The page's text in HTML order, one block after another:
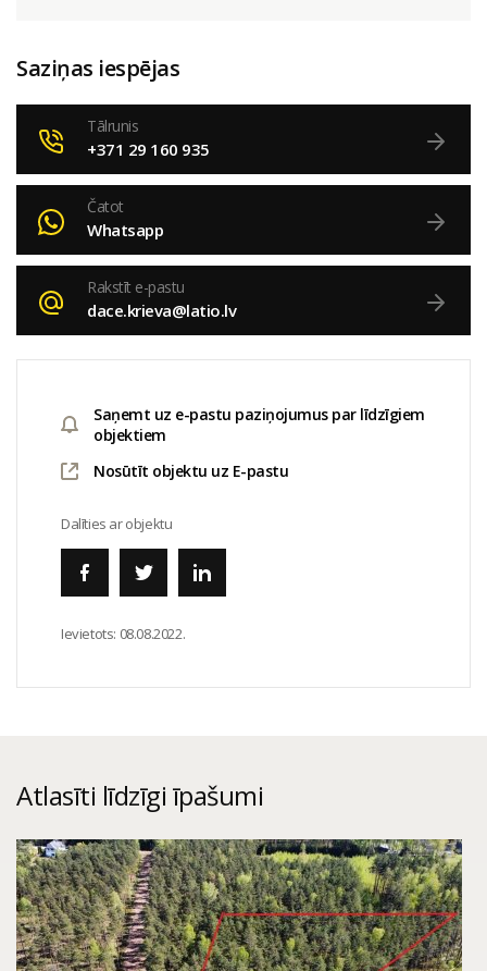
Saziņas iespējas
Tālrunis
+371 29 160 935
Čatot
Whatsapp
Rakstīt e-pastu
dace.krieva@latio.lv
Saņemt uz e-pastu paziņojumus par līdzīgiem
objektiem
Nosūtīt objektu uz E-pastu
Dalīties ar objektu
Ievietots: 08.08.2022.
Atlasīti līdzīgi īpašumi